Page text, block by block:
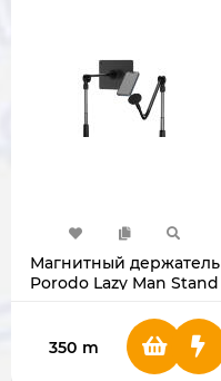
Магнитный держатель
Porodo Lazy Man Stand
350 m